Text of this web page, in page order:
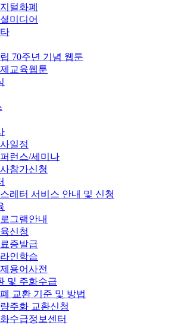
털화폐
미디어
70주년 기념 웹툰
교육웹툰
일정
런스/세미나
참가신청
레터 서비스 안내 및 신청
그램안내
신청
증발급
인학습
용어사전
및 주화수급
교환 기준 및 방법
주화 교환신청
수급정보센터